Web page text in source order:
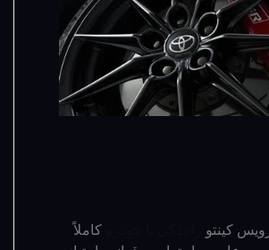
کینتو
کاملاً